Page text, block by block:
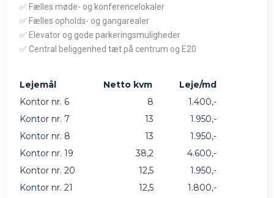
✅ Fælles møde- og konferencelokaler
✅ Fælles opholds- og gangarealer
✅ Elevator og gode parkeringsmuligheder
✅ Central beliggenhed tæt på centrum og E20
Lejemål Netto kvm
Leje/md
Kontor nr. 6
8
1.400,-
Kontor nr. 7
13
1.950,-
Kontor nr. 8
13
1.950,-
Kontor nr. 19
38,2
4.600,-
Kontor nr. 20
12,5
1.950,-
Kontor nr. 21
12,5
1.800,-